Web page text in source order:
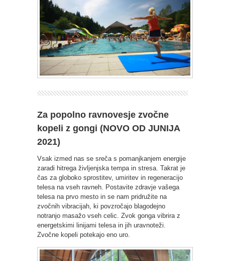
Za popolno ravnovesje zvočne
kopeli z gongi (NOVO OD JUNIJA
2021)
Vsak izmed nas se sreča s pomanjkanjem energije
zaradi hitrega življenjska tempa in stresa. Takrat je
čas za globoko sprostitev, umiritev in regeneracijo
telesa na vseh ravneh. Postavite zdravje vašega
telesa na prvo mesto in se nam pridružite na
zvočnih vibracijah, ki povzročajo blagodejno
notranjo masažo vseh celic. Zvok gonga vibrira z
energetskimi linijami telesa in jih uravnoteži.
Zvočne kopeli potekajo eno uro.